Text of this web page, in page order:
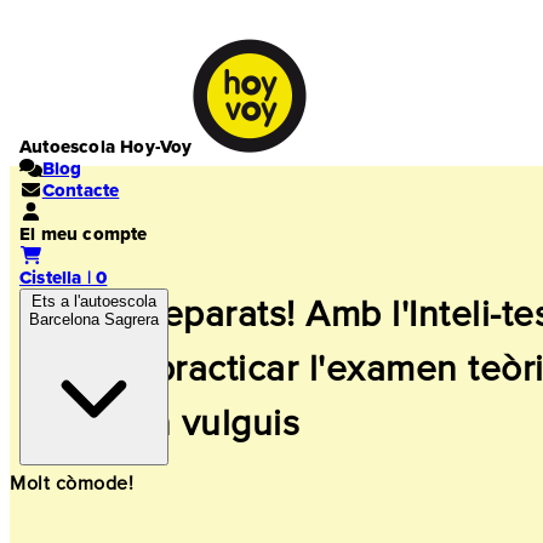
Autoescola Hoy-Voy
Blog
Contacte
El meu compte
Cistella | 0
Ets a l'autoescola
Barcelona Sagrera
Superpreparats! Amb l'Inteli-
podràs practicar l'examen
des d'on vulguis
Molt còmode!